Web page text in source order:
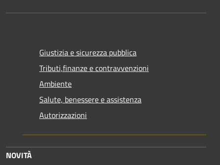
Giustizia e sicurezza pubblica
Tributi,finanze e contravvenzioni
Ambiente
Salute, benessere e assistenza
Autorizzazioni
NOVITÀ